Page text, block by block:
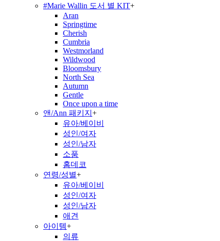
#Marie Wallin 도서 별 KIT+
Aran
Springtime
Cherish
Cumbria
Westmorland
Wildwood
Bloomsbury
North Sea
Autumn
Gentle
Once upon a time
앤/Ann 패키지 +
유아/베이비
성인/여자
성인/남자
소품
홈데코
연령/성별+
유아/베이비
성인/여자
성인/남자
애견
아이템+
의류